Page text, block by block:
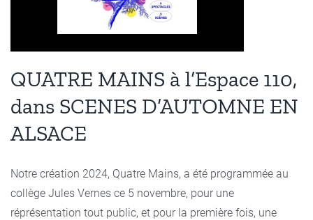
QUATRE MAINS à l’Espace 110,
dans SCENES D’AUTOMNE EN
ALSACE
Notre création 2024, Quatre Mains, a été programmée au
collège Jules Vernes ce 5 novembre, pour une
réprésentation tout public, et pour la première fois, une